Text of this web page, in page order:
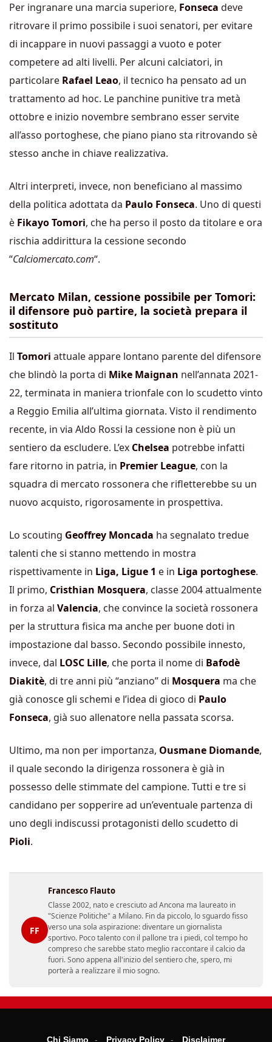
Per ingranare una marcia superiore, Fonseca deve
ritrovare il primo possibile i suoi senatori, per evitare
di incappare in nuovi passaggi a vuoto e poter
competere ad alti livelli. Per alcuni calciatori, in
particolare Rafael Leao, il tecnico ha pensato ad un
trattamento ad hoc. Le panchine punitive tra metà
ottobre e inizio novembre sembrano esser servite
all’asso portoghese, che piano piano sta ritrovando sè
stesso anche in chiave realizzativa.
Altri interpreti, invece, non beneficiano al massimo
della politica adottata da Paulo Fonseca. Uno di questi
è Fikayo Tomori, che ha perso il posto da titolare e ora
rischia addirittura la cessione secondo
“Calciomercato.com“.
Mercato Milan, cessione possibile per Tomori:
il difensore può partire, la società prepara il
sostituto
Il Tomori attuale appare lontano parente del difensore
che blindò la porta di Mike Maignan nell’annata 2021-
22, terminata in maniera trionfale con lo scudetto vinto
a Reggio Emilia all’ultima giornata. Visto il rendimento
recente, in via Aldo Rossi la cessione non è più un
sentiero da escludere. L’ex Chelsea potrebbe infatti
fare ritorno in patria, in Premier League, con la
squadra di mercato rossonera che rifletterebbe su un
nuovo acquisto, rigorosamente in prospettiva.
Lo scouting Geoffrey Moncada ha segnalato tredue
talenti che si stanno mettendo in mostra
rispettivamente in Liga, Ligue 1 e in Liga portoghese.
Il primo, Cristhian Mosquera, classe 2004 attualmente
in forza al Valencia, che convince la società rossonera
per la struttura fisica ma anche per buone doti in
impostazione dal basso. Secondo possibile innesto,
invece, dal LOSC Lille, che porta il nome di Bafodè
Diakitè, di tre anni più “anziano” di Mosquera ma che
già conosce gli schemi e l’idea di gioco di Paulo
Fonseca, già suo allenatore nella passata scorsa.
Ultimo, ma non per importanza, Ousmane Diomande,
il quale secondo la dirigenza rossonera è già in
possesso delle stimmate del campione. Tutti e tre si
candidano per sopperire ad un’eventuale partenza di
uno degli indiscussi protagonisti dello scudetto di
Pioli.
FF
Francesco Flauto
Classe 2002, nato e cresciuto ad Ancona ma laureato in
"Scienze Politiche" a Milano. Fin da piccolo, lo sguardo fisso
verso una sola aspirazione: diventare un giornalista
sportivo. Poco talento con il pallone tra i piedi, col tempo ho
compreso che sarebbe stato meglio raccontare il calcio da
fuori. Sono appena all'inizio del sentiero che, spero, mi
porterà a realizzare il mio sogno.
Chi Siamo Privacy Policy Disclaimer